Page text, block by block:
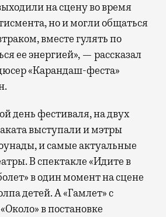
на сцену во время
но и могли общаться
вместе гулять по
ее энергией», — рассказал
«Карандаш-феста»
день фестиваля, на двух
выступали и мэтры
и самые актуальные
В спектакле «Идите в
в один момент на сцене
детей. А «Гамлет» с
в постановке